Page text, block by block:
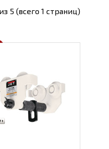
5 (всего 1 страниц)